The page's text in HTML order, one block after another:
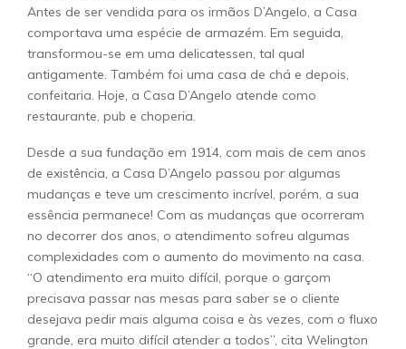
Antes de ser vendida para os irmãos D’Angelo, a Casa
comportava uma espécie de armazém. Em seguida,
transformou-se em uma delicatessen, tal qual
antigamente. Também foi uma casa de chá e depois,
confeitaria. Hoje, a Casa D’Angelo atende como
restaurante, pub e choperia.
Desde a sua fundação em 1914, com mais de cem anos
de existência, a Casa D’Angelo passou por algumas
mudanças e teve um crescimento incrível, porém, a sua
essência permanece! Com as mudanças que ocorreram
no decorrer dos anos, o atendimento sofreu algumas
complexidades com o aumento do movimento na casa.
“O atendimento era muito difícil, porque o garçom
precisava passar nas mesas para saber se o cliente
desejava pedir mais alguma coisa e às vezes, com o fluxo
grande, era muito difícil atender a todos”, cita Welington